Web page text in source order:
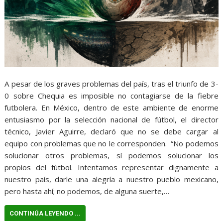
A pesar de los graves problemas del país, tras el triunfo de 3-
0 sobre Chequia es imposible no contagiarse de la fiebre
futbolera. En México, dentro de este ambiente de enorme
entusiasmo por la selección nacional de fútbol, el director
técnico, Javier Aguirre, declaró que no se debe cargar al
equipo con problemas que no le corresponden. “No podemos
solucionar otros problemas, sí podemos solucionar los
propios del fútbol. Intentamos representar dignamente a
nuestro país, darle una alegría a nuestro pueblo mexicano,
pero hasta ahí; no podemos, de alguna suerte,…
CONTINÚA LEYENDO ...